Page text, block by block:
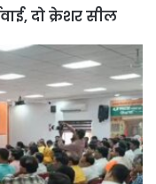
दो क्रेशर सील